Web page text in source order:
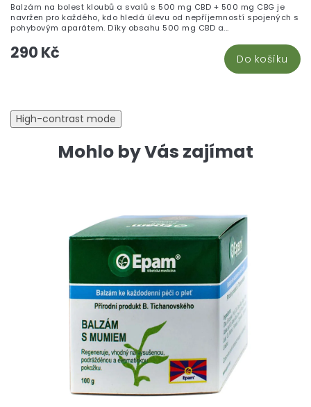
290 Kč Do košíku
Balzám na bolest kloubů a svalů s 500 mg CBD + 500 mg CBG je
navržen pro každého, kdo hledá úlevu od nepříjemností spojených s
pohybovým aparátem. Díky obsahu 500 mg CBD a...
High-contrast mode
Mohlo by Vás zajímat